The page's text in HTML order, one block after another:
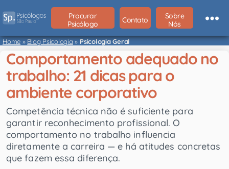
Procurar
Psicólogo
Contato
Sobre
Nós
Home»Blog Psicologia»Psicologia Geral
Comportamento adequado no
trabalho: 21 dicas para o
ambiente corporativo
Competência técnica não é suficiente para
garantir reconhecimento profissional. O
comportamento no trabalho influencia
diretamente a carreira — e há atitudes concretas
que fazem essa diferença.